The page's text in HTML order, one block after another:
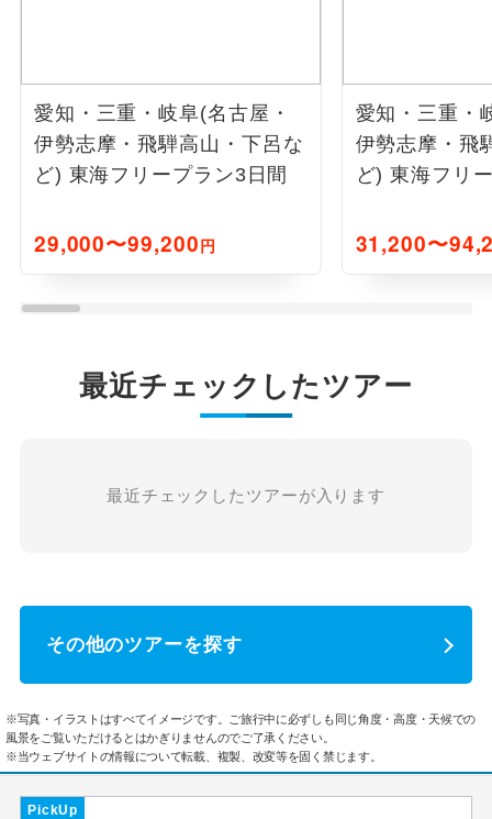
愛知・三重・岐阜(名古屋・
伊勢志摩・飛騨高山・下呂な
ど) 東海フリープラン3日間
29,000〜99,200円
愛知・三重・
伊勢志摩・飛
ど) 東海フリ
31,200〜
最近チェックしたツアー
最近チェックしたツアーが入ります
その他のツアーを探す
※写真・イラストはすべてイメージです。ご旅行中に必ずしも同じ角度・高度・天候での
風景をご覧いただけるとはかぎりませんのでご了承ください。
※当ウェブサイトの情報について転載、複製、改変等を固く禁じます。
PickUp